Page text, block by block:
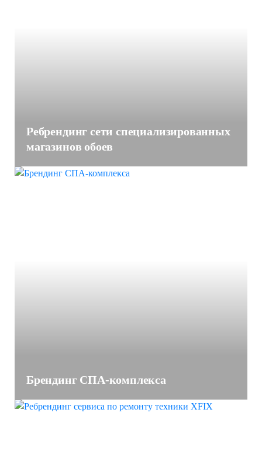
Ребрендинг сети специализированных
магазинов обоев
Брендинг СПА-комплекса